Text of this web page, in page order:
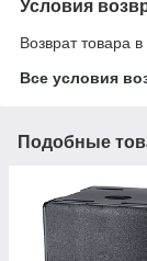
Условия
Возврат товара
Все условия
Подобные